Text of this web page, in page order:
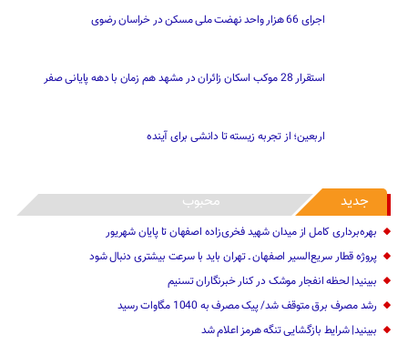
جدید
بهره‌برداری کامل از میدان شهید فخری‌زاده اصفهان تا پایان شهریور
پروژه قطار سریع‌السیر اصفهان ـ تهران باید با سرعت بیشتری دنبال شود
ببینید| لحظه انفجار موشک‌ در کنار خبرنگاران تسنیم
رشد مصرف برق متوقف شد/ پیک مصرف به 1040 مگاوات رسید
ببینید| شرایط بازگشایی تنگه هرمز اعلام شد
پیام مهم ‌سپاه ‌ برای روز خبرنگار ‌به خبرنگاران کرمانشاهی